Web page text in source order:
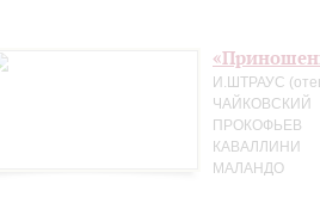
И.ШТРАУС
ЧАЙКОВСКИЙ
ПРОКОФЬЕВ
КАВАЛЛИНИ
МАЛАНДО